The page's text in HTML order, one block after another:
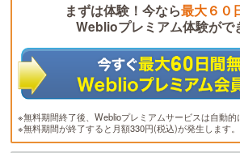
まずは体験！今なら最大６０
Weblioプレミアム体験がで
※無料期間終了後、Weblioプレミアムサービスは自動的
※無料期間が終了すると月額330円(税込)が発生します。